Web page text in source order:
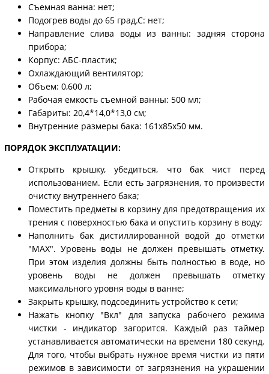
Съемная ванна: нет;
Подогрев воды до 65 град.С: нет;
Направление слива воды из ванны: задняя сторона
прибора;
Корпус: АБС-пластик;
Охлаждающий вентилятор;
Объем: 0,600 л;
Рабочая емкость съемной ванны: 500 мл;
Габариты: 20,4*14,0*13,0 см;
Внутренние размеры бака: 161х85х50 мм.
ПОРЯДОК ЭКСПЛУАТАЦИИ:
Открыть крышку, убедиться, что бак чист перед
использованием. Если есть загрязнения, то произвести
очистку внутреннего бака;
Поместить предметы в корзину для предотвращения их
трения с поверхностью бака и опустить корзину в воду;
Наполнить бак дистиллированной водой до отметки
"MAX". Уровень воды не должен превышать отметку.
При этом изделия должны быть полностью в воде, но
уровень воды не должен превышать отметку
максимального уровня воды в ванне;
Закрыть крышку, подсоединить устройство к сети;
Нажать кнопку "Вкл" для запуска рабочего режима
чистки - индикатор загорится. Каждый раз таймер
устанавливается автоматически на времени 180 секунд.
Для того, чтобы выбрать нужное время чистки из пяти
режимов в зависимости от загрязнения на украшении